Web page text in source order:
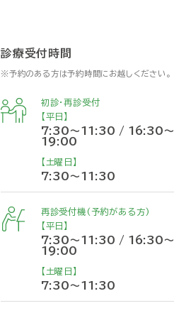
診療受付時間
※予約のある方は予約時間にお越しください。
初診・再診受付
【平日】
7:30～11:30 / 16:30～
19:00
【土曜日】
7:30～11:30
再診受付機(予約がある方)
【平日】
7:30～11:30 / 16:30～
19:00
【土曜日】
7:30～11:30